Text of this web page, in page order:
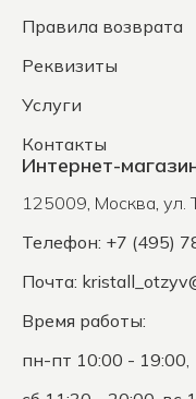
Правила возврата
Реквизиты
Услуги
Контакты
Интернет-
125009, Москва, ул.
Телефон: +7 (495)
Почта:
Время работы:
пн-пт 10:00 - 19:00,